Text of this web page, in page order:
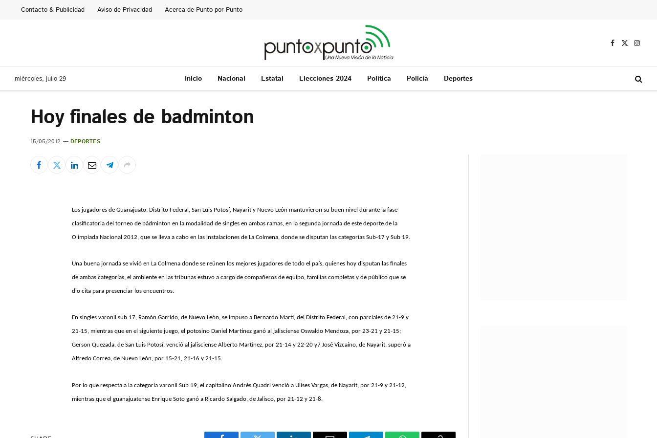
Contacto & Publicidad Aviso de Privacidad Acerca de Punto por Punto
Facebook
X
miércoles, julio 29 Inicio Nacional Estatal Elecciones 2024 Política Policía Deportes
Hoy finales de badminton
15/05/2012 DEPORTES
Los jugadores de Guanajuato, Distrito Federal, San Luis Potosí, Nayarit y Nuevo León mantuvieron su buen nivel durante la fase
clasificatoria del torneo de bádminton en la modalidad de singles en ambas ramas, en la segunda jornada de este deporte de la
Olimpiada Nacional 2012, que se lleva a cabo en las instalaciones de La Colmena, donde se disputan las categorías Sub-17 y Sub 19.
Una buena jornada se vivió en La Colmena donde se reúnen los mejores jugadores de todo el país, quienes hoy disputan las finales
de ambas categorías; el ambiente en las tribunas estuvo a cargo de compañeros de equipo, familias completas y de público que se
dio cita para presenciar los encuentros.
En singles varonil sub 17, Ramón Garrido, de Nuevo León, se impuso a Bernardo Martí, del Distrito Federal, con parciales de 21-9 y
21-15, mientras que en el siguiente juego, el potosino Daniel Martínez ganó al jalisciense Oswaldo Mendoza, por 23-21 y 21-15;
Gerson Quezada, de San Luis Potosí, venció al jalisciense Alberto Martínez, por 21-14 y 22-20 y7 José Vizcaíno, de Nayarit, superó a
Alfredo Correa, de Nuevo León, por 15-21, 21-16 y 21-15.
Por lo que respecta a la categoría varonil Sub 19, el capitalino Andrés Quadri venció a Ulises Vargas, de Nayarit, por 21-9 y 21-12,
mientras que el guanajuatense Enrique Soto ganó a Ricardo Salgado, de Jalisco, por 21-12 y 21-8.